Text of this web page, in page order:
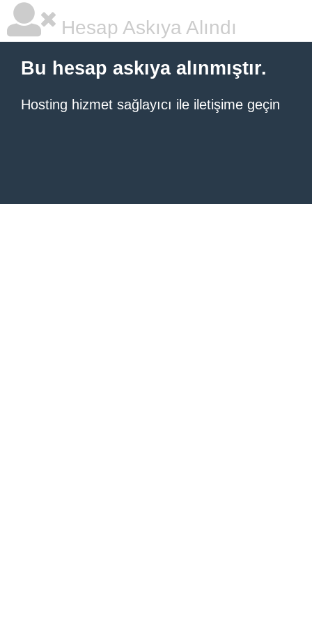
Hesap Askıya Alındı
Bu hesap askıya alınmıştır.
Hosting hizmet sağlayıcı ile iletişime geçin